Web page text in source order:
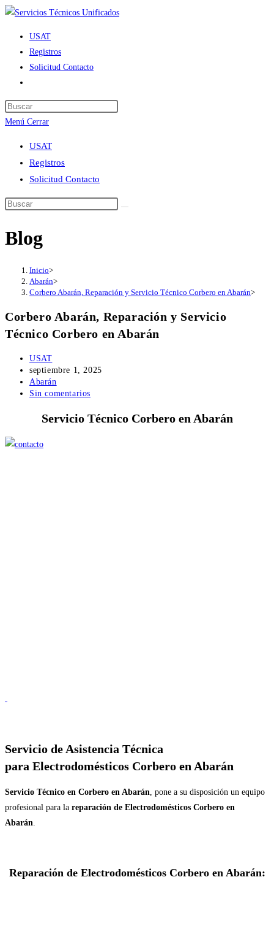
Ir
contenido
USAT
Registros
Solicitud Contacto
de
la
web
Menú Cerrar
USAT
Registros
Solicitud Contacto
Blog
Inicio>
Abarán>
Corbero Abarán, Reparación y Servicio Técnico Corbero en Abarán>
Corbero Abarán, Reparación y Servicio
Técnico Corbero en Abarán
Autor
de
la
entrada:
USAT
Publicación
de
la
septiembre 1, 2025
Categoría
de
entrada:
Abarán
Comentarios
Sin comentarios
Servicio Técnico Corbero en Abarán
Servicio de Asistencia Técnica
para Electrodomésticos Corbero en Abarán
Servicio Técnico en Corbero en Abarán, pone a su disposición un equipo
profesional para la reparación de Electrodomésticos Corbero en
Abarán.
Reparación de Electrodomésticos Corbero en Abarán: